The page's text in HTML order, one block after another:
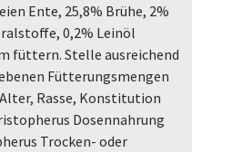
Ente, 25,8% Brühe, 2%
0,2% Leinöl
füttern. Stelle ausreichend
Fütterungsmengen
Rasse, Konstitution
Dosennahrung
Trocken- oder